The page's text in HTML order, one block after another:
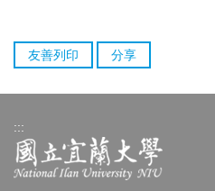
友善列印 分享
:::